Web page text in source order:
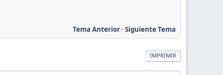
Tema Anterior-Siguiente Tema
IMPRIMIR